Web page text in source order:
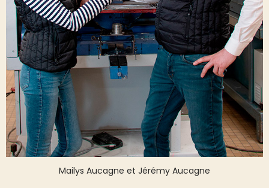
Mailys Aucagne et Jérémy Aucagne